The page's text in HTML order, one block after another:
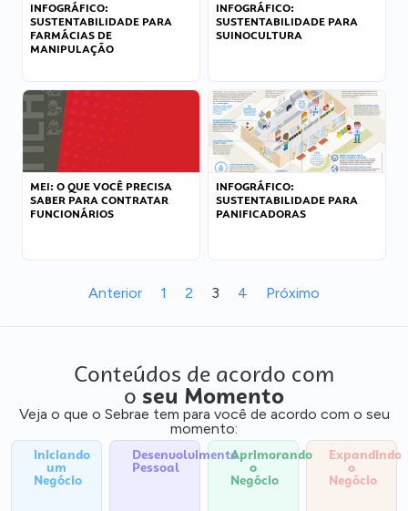
INFOGRÁFICO:
SUSTENTABILIDADE PARA
FARMÁCIAS DE
MANIPULAÇÃO
INFOGRÁFICO:
SUSTENTABILIDADE PARA
SUINOCULTURA
MEI: O QUE VOCÊ PRECISA
SABER PARA CONTRATAR
FUNCIONÁRIOS
INFOGRÁFICO:
SUSTENTABILIDADE PARA
PANIFICADORAS
Anterior 1 2 3 4 Próximo
Conteúdos de acordo com
o seu Momento
Veja o que o Sebrae tem para você de acordo com o seu
momento:
Iniciando
um
Negócio
Desenvolvimento
Pessoal
Aprimorando
o
Negócio
Expandindo
o
Negócio